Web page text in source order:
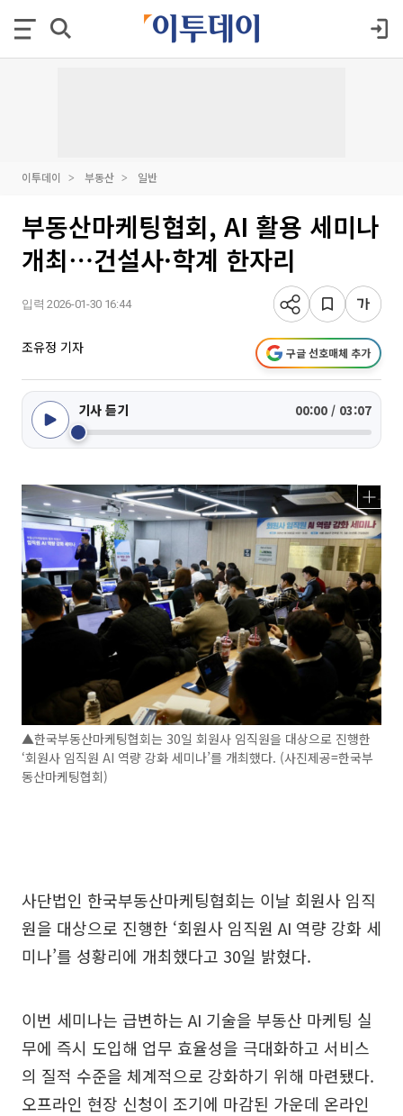
이투데이 부동산 일반
부동산마케팅협회, AI 활용 세미나
개최⋯건설사·학계 한자리
입력 2026-01-30 16:44
조유정 기자 구글 선호매체 추가
기사 듣기 00:00 / 03:07
▲한국부동산마케팅협회는 30일 회원사 임직원을 대상으로 진행한
‘회원사 임직원 AI 역량 강화 세미나’를 개최했다. (사진제공=한국부
동산마케팅협회)
사단법인 한국부동산마케팅협회는 이날 회원사 임직
원을 대상으로 진행한 ‘회원사 임직원 AI 역량 강화 세
미나’를 성황리에 개최했다고 30일 밝혔다.
이번 세미나는 급변하는 AI 기술을 부동산 마케팅 실
무에 즉시 도입해 업무 효율성을 극대화하고 서비스
의 질적 수준을 체계적으로 강화하기 위해 마련됐다.
오프라인 현장 신청이 조기에 마감된 가운데 온라인